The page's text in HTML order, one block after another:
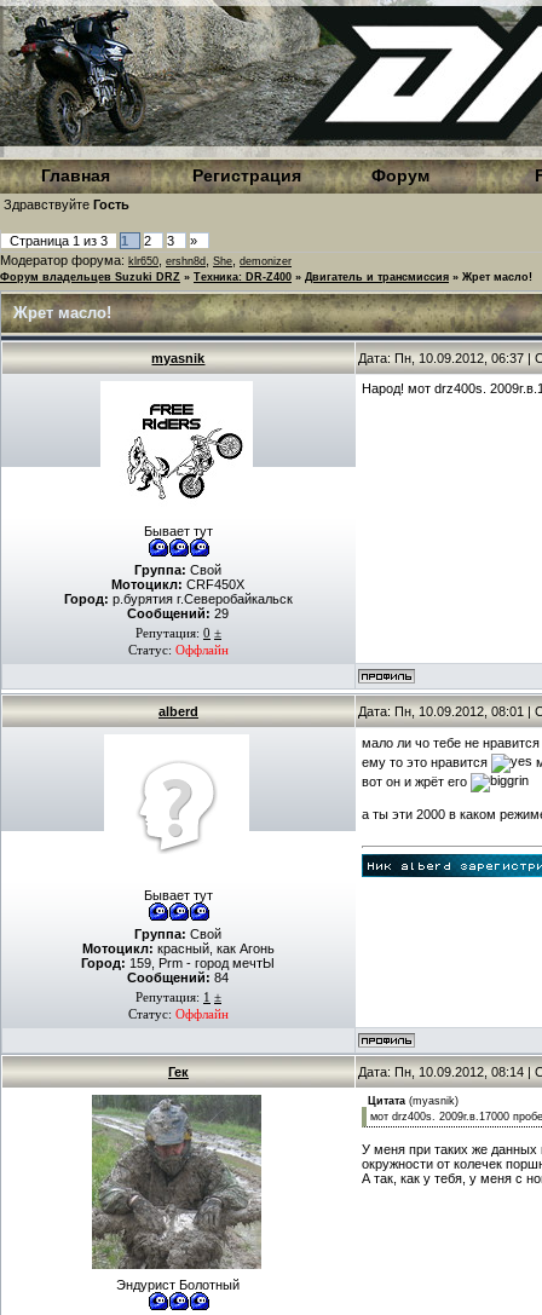
Главная Регистрация Форум
Здравствуйте Гость
Страница 1 из 3 1 2 3
»
Модератор форума: klr650 ershn8d She demonizer
Форум владельцев Suzuki DRZ » Техника: DR-Z400 » Двигатель и трансмиссия » Жрет масло!
Жрет масло!
myasnik Дата: Пн, 10.09.2012, 06:37 |
Бывает тут
Группа: Свой
Мотоцикл: CRF450X
Город: р.бурятия г.Северобайкальск
Сообщений: 29
Репутация: 0 ±
Статус: Оффлайн
Народ! мот drz400s.
alberd Дата: Пн, 10.09.2012, 08:01 |
Бывает тут
Группа: Свой
Мотоцикл: красный, как Агонь
Город: 159, Prm - город мечтЫ
Сообщений: 84
Репутация: 1 ±
Статус: Оффлайн
мало ли чо тебе не нравится
ему то это нравится
вот он и жрёт его
а ты эти 2000 в каком
Гек Дата: Пн, 10.09.2012, 08:14 |
Эндурист Болотный
Цитата (myasnik)
мот drz400s. 2009г.в.17000
У меня при таких же данных
окружности от колечек
А так, как у тебя, у меня с